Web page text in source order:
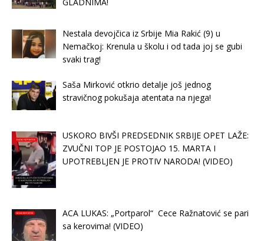
GLADNIMA!
Nestala devojčica iz Srbije Mia Rakić (9) u
Nemačkoj: Krenula u školu i od tada joj se gubi
svaki trag!
Saša Mirković otkrio detalje još jednog
stravičnog pokušaja atentata na njega!
USKORO BIVŠI PREDSEDNIK SRBIJE OPET LAŽE:
ZVUČNI TOP JE POSTOJAO 15. MARTA I
UPOTREBLJEN JE PROTIV NARODA! (VIDEO)
ACA LUKAS: „Portparol“ Cece Ražnatović se pari
sa kerovima! (VIDEO)